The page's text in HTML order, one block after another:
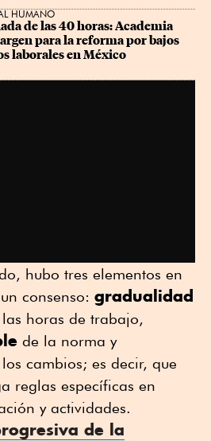
HUMANO
de las 40 horas: Academia
para la reforma por bajos
laborales en México
hubo tres elementos en
consenso: gradualidad
horas de trabajo,
de la norma y
cambios; es decir, que
reglas específicas en
y actividades.
de la